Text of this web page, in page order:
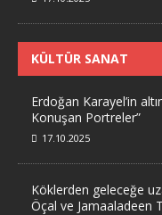
KÜLTÜR SANAT
Erdoğan Karayel’in
Konuşan Portreler”
17.10.2025
Köklerden geleceğe
Öçal ve Jamaaladeen